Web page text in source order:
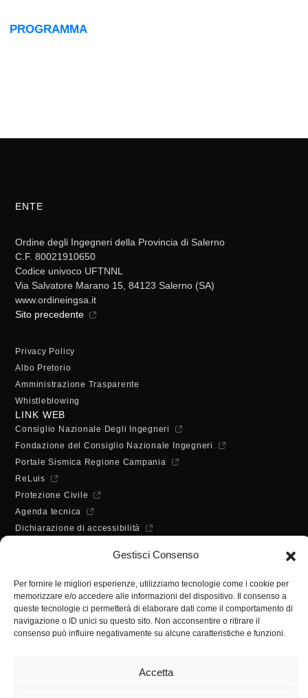
Gestisci Consenso
Per fornire le migliori esperienze, utilizziamo tecnologie come i cookie per
memorizzare e/o accedere alle informazioni del dispositivo. Il consenso a
queste tecnologie ci permetterà di elaborare dati come il comportamento di
navigazione o ID unici su questo sito. Non acconsentire o ritirare il
consenso può influire negativamente su alcune caratteristiche e funzioni.
Accetta
PROGRAMMA
ENTE
Ordine degli Ingegneri della Provincia di Salerno
C.F. 80021910650
Codice univoco UFTNNL
Via Salvatore Marano 15, 84123 Salerno (SA)
www.ordineingsa.it
Sito precedente
Privacy Policy
Albo Pretorio
Amministrazione Trasparente
Whistleblowing
LINK WEB
Consiglio Nazionale Degli Ingegneri
Fondazione del Consiglio Nazionale Ingegneri
Portale Sismica Regione Campania
ReLuis
Protezione Civile
Agenda tecnica
Dichiarazione di accessibilità
Lunedì - Mercoledì - Venerdì:
Martedì - Giovedì:
10:00 - 12:00 / 14:30 - 16:30
SEGRETERIA
segreteria@ordineingsa.it